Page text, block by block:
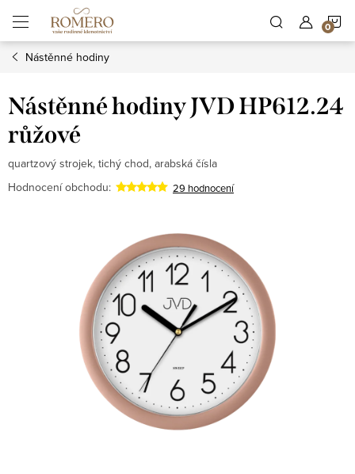
obsah
Nástěnné hodiny
Nástěnné hodiny JVD HP612.24
růžové
quartzový strojek, tichý chod, arabská čísla
Hodnocení obchodu:
29 hodnocení